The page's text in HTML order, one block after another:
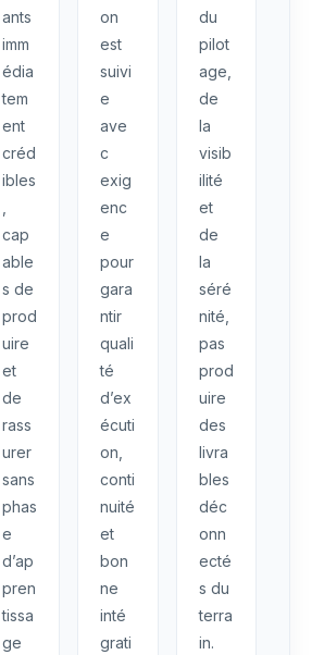
ants
imm
édia
tem
ent
créd
ibles
cap
able
s de
prod
uire
et
de
rass
urer
sans
phas
e
d’ap
pren
tissa
ge
on
est
suivi
e
ave
c
exig
enc
e
pour
gara
ntir
quali
té
d’ex
écuti
on,
conti
nuité
et
bon
ne
inté
grati
du
pilot
age,
de
la
visib
ilité
et
de
la
séré
nité,
pas
prod
uire
des
livra
bles
déc
onn
ecté
s du
terra
in.